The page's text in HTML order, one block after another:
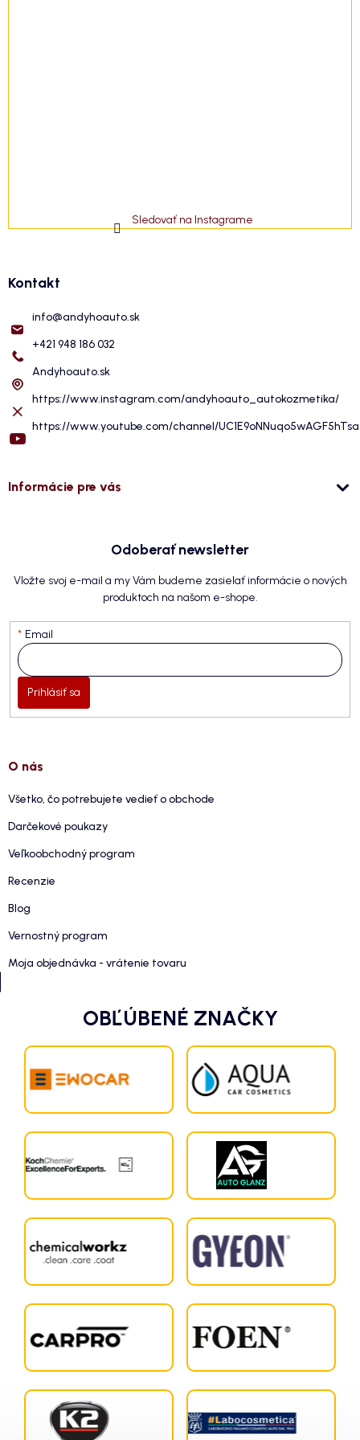
Sledovať na Instagrame
Kontakt
info@andyhoauto.sk
+421 948 186 032
Andyhoauto.sk
https://www.instagram.com/andyhoauto_autokozmetika/
https://www.youtube.com/channel/
Informácie pre vás
Odoberať newsletter
Vložte svoj e-mail a my Vám budeme zasielať informácie o nových
produktoch na našom e-shope.
Email
Prihlásiť sa
O nás
Všetko, čo potrebujete vedieť o obchode
Darčekové poukazy
Veľkoobchodný program
Recenzie
Blog
Vernostný program
Moja objednávka - vrátenie tovaru
OBĽÚBENÉ ZNAČKY